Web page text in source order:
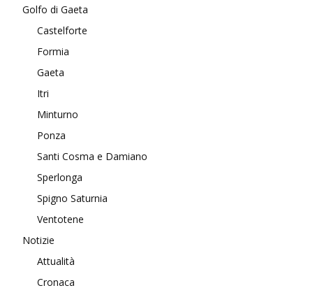
Golfo di Gaeta
Castelforte
Formia
Gaeta
Itri
Minturno
Ponza
Santi Cosma e Damiano
Sperlonga
Spigno Saturnia
Ventotene
Notizie
Attualità
Cronaca